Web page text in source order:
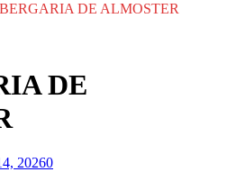
DE ALMOSTER
DE
20260